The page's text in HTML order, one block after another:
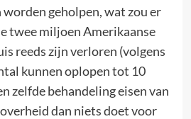
geholpen, wat zou er
twee miljoen Amerikaanse
reeds zijn verloren (volgens
kunnen oplopen tot 10
zelfde behandeling eisen van
dan niets doet voor